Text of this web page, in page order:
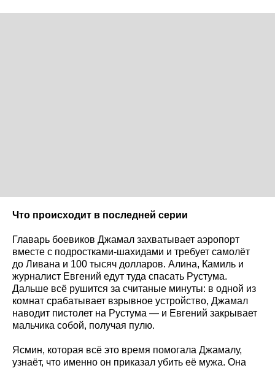
Что происходит в последней серии
Главарь боевиков Джамал захватывает аэропорт
вместе с подростками-шахидами и требует самолёт
до Ливана и 100 тысяч долларов. Алина, Камиль и
журналист Евгений едут туда спасать Рустума.
Дальше всё рушится за считаные минуты: в одной из
комнат срабатывает взрывное устройство, Джамал
наводит пистолет на Рустума — и Евгений закрывает
мальчика собой, получая пулю.
Ясмин, которая всё это время помогала Джамалу,
узнаёт, что именно он приказал убить её мужа. Она